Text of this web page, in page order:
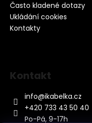
Často kladené dotazy
Ukládání cookies
Kontakty
Kontakt
info@ikabelka.cz
+420 733 43 50 40
Po-Pá, 9-17h